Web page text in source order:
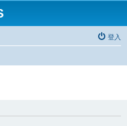
登入